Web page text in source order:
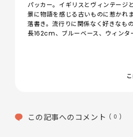
パッカー。イギリスとヴィンテージ
景に物語を感じる古いものに惹かれ
落書き。流行りに関係なく好きなも
長162cm、ブルーベース、ウィンタ
この記事へのコメント ( 0 )